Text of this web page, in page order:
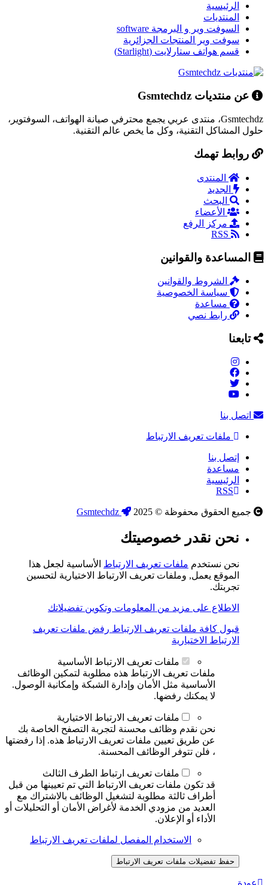
الرئيسية
المنتديات
السوفت وير و البرمجة software
سوفت وير المنتجات الجزائرية
قسم هواتف ستارلايت (Starlight)
عن منتديات Gsmtechdz
Gsmtechdz، منتدى عربي يجمع محترفي صيانة الهواتف، السوفتوير،
حلول المشاكل التقنية، وكل ما يخص عالم التقنية.
روابط تهمك
المنتدى
الجديد
البحث
الأعضاء
مركز الرفع
المساعدة والقوانين
الشروط والقوانين
سياسة الخصوصية
مساعدة
رابط نصي
تابعنا
اتصل بنا
ملفات تعريف الارتباط
إتصل بنا
مساعدة
الرئيسية
RSS
جميع الحقوق محفوظة © 2025
نحن نقدر خصوصيتك
نحن نستخدم ملفات تعريف الارتباط الأساسية لجعل هذا
الموقع يعمل, وملفات تعريف الارتباط الاختيارية لتحسين
تجربتك.
الاطلاع على مزيد من المعلومات وتكوين تفضيلاتك
قبول كافة ملفات تعريف الارتباط رفض ملفات تعريف
الارتباط الاختيارية
ملفات تعريف الارتباط الأساسية
ملفات تعريف الارتباط هذه مطلوبة لتمكين الوظائف
الأساسية مثل الأمان وإدارة الشبكة وإمكانية الوصول.
لا يمكنك رفضها.
ملفات تعريف الارتباط الاختيارية
نحن نقدم وظائف محسنة لتجربة التصفح الخاصة بك
عن طريق تعيين ملفات تعريف الارتباط هذه. إذا رفضتها
، فلن تتوفر الوظائف المحسنة.
ملفات تعريف ارتباط الطرف الثالث
قد تكون ملفات تعريف الارتباط التي تم تعيينها من قبل
أطراف ثالثة مطلوبة لتشغيل الوظائف بالاشتراك مع
العديد من مزودي الخدمة لأغراض الأمان أو التحليلات أو
الأداء أو الإعلان.
الاستخدام المفصل لملفات تعريف الارتباط
حفظ تفضيلات ملفات تعريف الارتباط
عودة